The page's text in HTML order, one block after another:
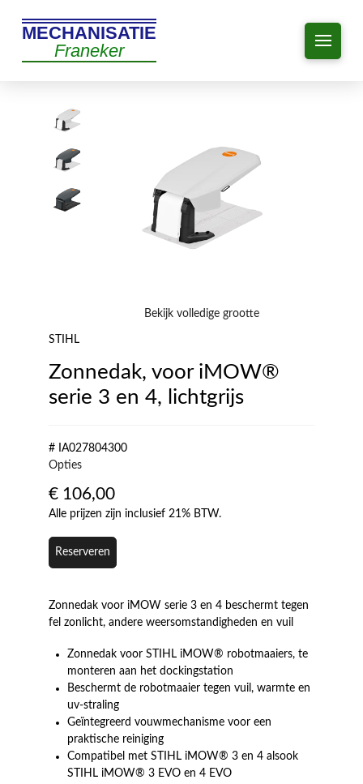
MECHANISATIE
Franeker
Bekijk volledige grootte
STIHL
Zonnedak, voor iMOW®
serie 3 en 4, lichtgrijs
# IA027804300
Opties
€ 106,00
Alle prijzen zijn inclusief 21% BTW.
Reserveren
Zonnedak voor iMOW serie 3 en 4 beschermt tegen
fel zonlicht, andere weersomstandigheden en vuil
Zonnedak voor STIHL iMOW® robotmaaiers, te
monteren aan het dockingstation
Beschermt de robotmaaier tegen vuil, warmte en
uv-straling
Geïntegreerd vouwmechanisme voor een
praktische reiniging
Compatibel met STIHL iMOW® 3 en 4 alsook
STIHL iMOW® 3 EVO en 4 EVO